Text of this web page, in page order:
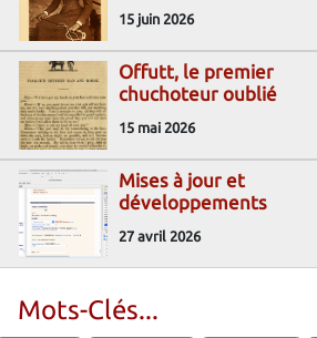
15 juin 2026
Offutt, le premier
chuchoteur oublié
15 mai 2026
Mises à jour et
développements
27 avril 2026
Mots-Clés...